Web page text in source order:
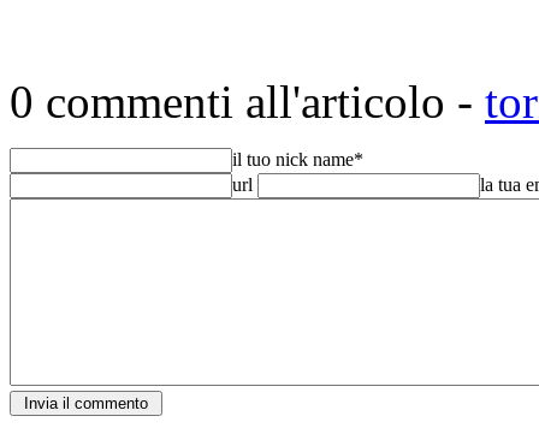
0 commenti all'articolo -
il tuo nick name*
url
la tua